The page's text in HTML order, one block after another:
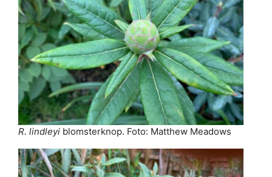
R. lindleyi blomsterknop. Foto: Matthew Meadows